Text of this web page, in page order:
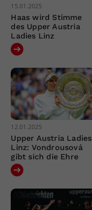
15.01.2025
Haas wird Stimme
des Upper Austria
Ladies Linz
12.01.2025
Upper Austria Ladies
Linz: Vondrousová
gibt sich die Ehre